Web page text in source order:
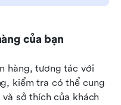
của bạn
hàng, tương tác với
kiểm tra có thể cung
sở thích của khách